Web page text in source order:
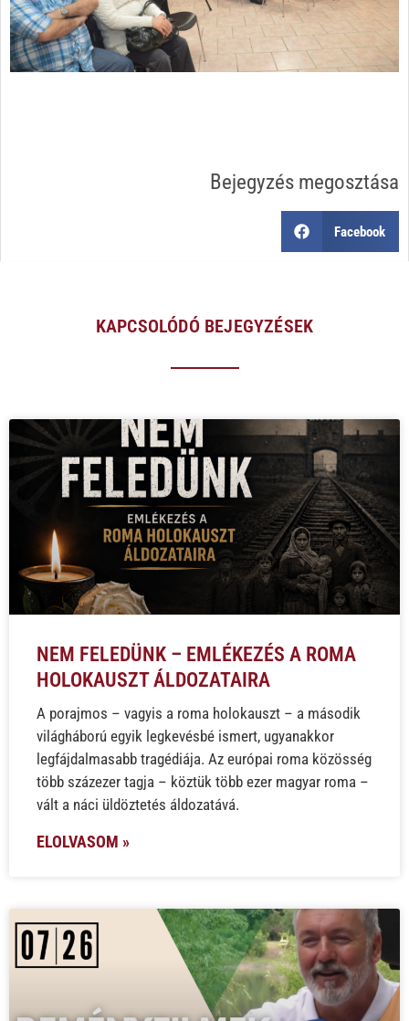
Bejegyzés megosztása
Facebook
KAPCSOLÓDÓ BEJEGYZÉSEK
NEM FELEDÜNK – EMLÉKEZÉS A ROMA
HOLOKAUSZT ÁLDOZATAIRA
A porajmos – vagyis a roma holokauszt – a második
világháború egyik legkevésbé ismert, ugyanakkor
legfájdalmasabb tragédiája. Az európai roma közösség
több százezer tagja – köztük több ezer magyar roma –
vált a náci üldöztetés áldozatává.
ELOLVASOM »